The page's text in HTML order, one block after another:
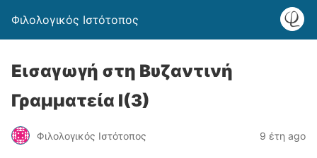
Φιλολογικός Ιστότοπος
Εισαγωγή στη Βυζαντινή
Γραμματεία Ι(3)
Φιλολογικός Ιστότοπος 9 έτη ago